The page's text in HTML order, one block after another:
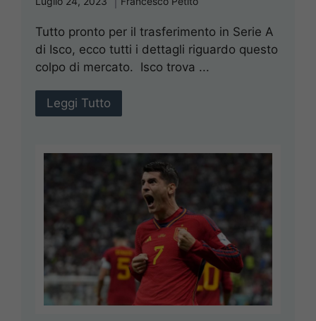
Tutto pronto per il trasferimento in Serie A
di Isco, ecco tutti i dettagli riguardo questo
colpo di mercato. Isco trova ...
Leggi Tutto